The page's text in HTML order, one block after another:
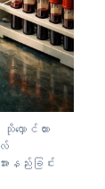
ောင်ထား
နည်းခြင်း